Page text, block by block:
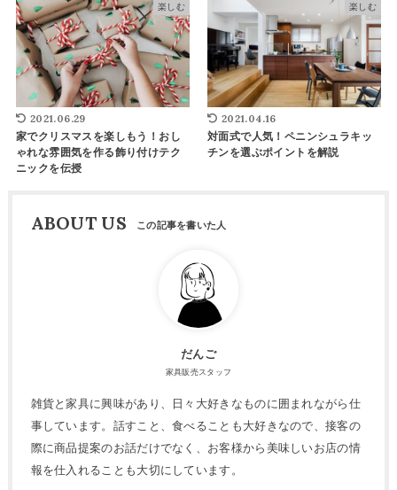
楽しむ
2021.06.29
家でクリスマスを楽しもう！おし
ゃれな雰囲気を作る飾り付けテク
ニックを伝授
楽しむ
2021.04.16
対面式で人気！ペニンシュラキッ
チンを選ぶポイントを解説
ABOUT US
だんご
家具販売スタッフ
雑貨と家具に興味があり、日々大好きなものに囲まれながら仕
事しています。話すこと、食べることも大好きなので、接客の
際に商品提案のお話だけでなく、お客様から美味しいお店の情
報を仕入れることも大切にしています。